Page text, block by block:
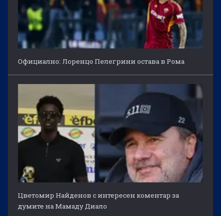
Официално: Лоренцо Пелегрини остава в Рома
Цветомир Найденов с интересен коментар за
думите на Мамаду Диало